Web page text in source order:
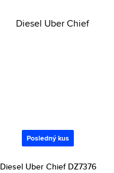
Posledný kus
Diesel Uber Chief DZ7376